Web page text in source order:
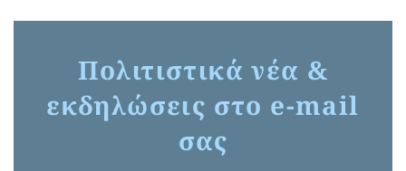
Πολιτιστικά νέα &
εκδηλώσεις στο e-mail
σας